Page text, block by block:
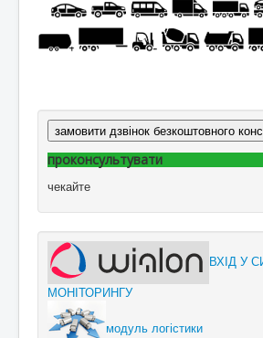
замовити дзвінок безкоштовного
проконсультувати
чекайте
ВХІД У
МОНІТОРИНГУ
модуль логістики